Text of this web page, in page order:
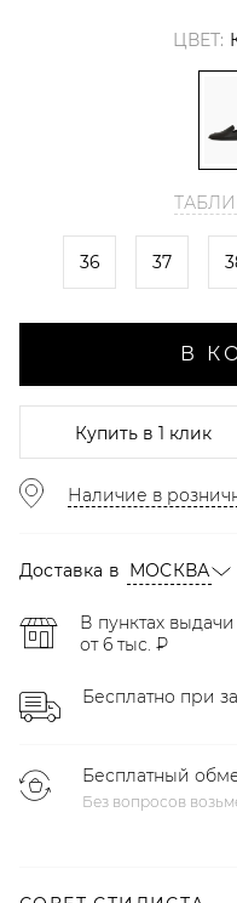
ЦВЕТ:
36 37
В
Купитьв 1 клик
Наличие в
Доставка в МОСКВА
В пунктах
от 6 тыс. ₽
Бесплатно при
Бесплатный
Без вопросов